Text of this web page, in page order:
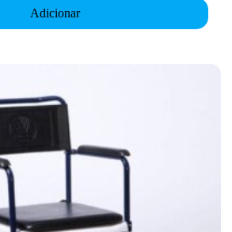
Adicionar